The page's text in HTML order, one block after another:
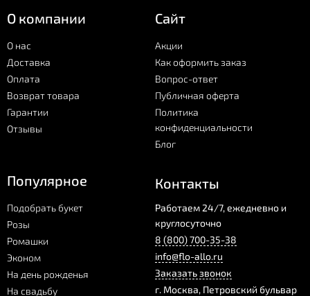
О компании
О нас
Доставка
Оплата
Возврат товара
Гарантии
Отзывы
Сайт
Акции
Как оформить заказ
Вопрос-ответ
Публичная оферта
Политика
конфиденциальности
Блог
Популярное
Подобрать букет
Розы
Ромашки
Эконом
На день рожденья
На свадьбу
Контакты
Работаем 24/7, ежедневно и
круглосуточно
8 (800) 700-35-38
info@flo-allo.ru
Заказать звонок
г. Москва, Петровский бульвар